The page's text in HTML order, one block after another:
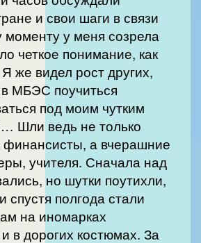
и свои шаги в связи
моменту у меня созрела
четкое понимание, как
же видел рост других,
МБЭС поучиться
под моим чутким
Шли ведь не только
финансисты, а вчерашние
учителя. Сначала над
но шутки поутихли,
спустя полгода стали
на иномарках
в дорогих костюмах. За